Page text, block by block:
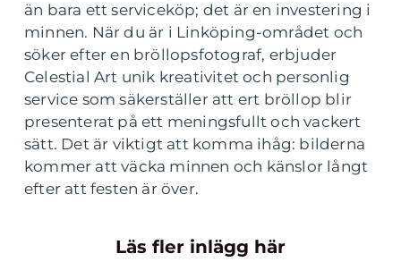
än bara ett serviceköp; det är en investering i
minnen. När du är i Linköping-området och
söker efter en bröllopsfotograf, erbjuder
Celestial Art unik kreativitet och personlig
service som säkerställer att ert bröllop blir
presenterat på ett meningsfullt och vackert
sätt. Det är viktigt att komma ihåg: bilderna
kommer att väcka minnen och känslor långt
efter att festen är över.
Läs fler inlägg här